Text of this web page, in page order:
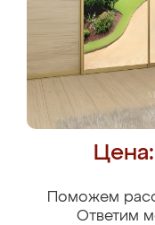
Поможем
Ответим